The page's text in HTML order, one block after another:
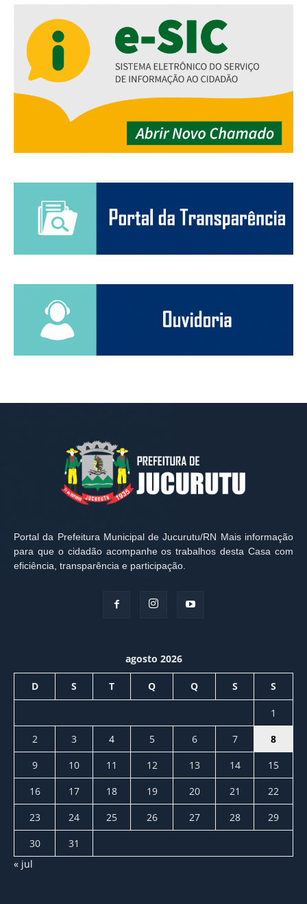
Portal da Prefeitura Municipal de Jucurutu/RN Mais informação
para que o cidadão acompanhe os trabalhos desta Casa com
eficiência, transparência e participação.
agosto 2026
D S T Q Q S S
1
2
3 4 5 6 7
8
9
10 11 12 13 14
15
16
17 18 19 20 21
22
23
24 25 26 27 28
29
30
31
« jul